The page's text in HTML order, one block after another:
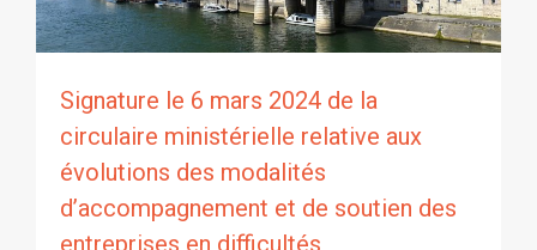
Signature le 6 mars 2024 de la
circulaire ministérielle relative aux
évolutions des modalités
d’accompagnement et de soutien des
entreprises en difficultés